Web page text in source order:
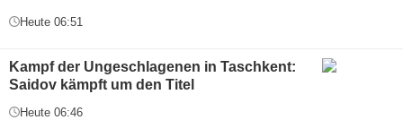
Heute 06:51
Kampf der Ungeschlagenen in Taschkent:
Saidov kämpft um den Titel
Heute 06:46